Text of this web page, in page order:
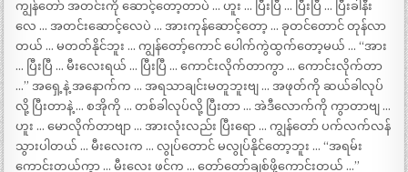
ကျွန်တော် အတင်းကို ဆောင့်တော့တာပဲ … ဟူး … ပြီးပြီ … ပြီးပြီ … ပြီးခါနီး
လေ … အတင်းဆောင့်လေပဲ … အားကုန်ဆောင့်တော့ … ခုတင်တောင် တုန်လာ
တယ် … မတတ်နိုင်ဘူး … ကျွန်တော့်ကောင် ပေါက်ကွဲထွက်တော့မယ် … “အား
… ပြီးပြီ … မီးလေးရယ် … ပြီးပြီ … ကောင်းလိုက်တာကွာ … ကောင်းလိုက်တာ
…” အရှေ့နဲ့ အနောက်က … အရသာချင်းမတူဘူးဗျ … အဖုတ်ကို ဆယ်ခါလုပ်
လို့ ပြီးတာနဲ့ … စအိုကို … တစ်ခါလုပ်လို့ ပြီးတာ … အဲဒီလောက်ကို ကွာတာဗျ …
ဟူး … မောလိုက်တာဗျာ … အားလုံးလည်း ပြီးရော … ကျွန်တော် ပက်လက်လန်
သွားပါတယ် … မီးလေးက … လွုပ်တောင် မလွုပ်နိုင်တော့ဘူး … “အရမ်း
ကောင်းတယ်ကွာ … မီးလေး ဖင်က … တော်တော်ချစ်ဖို့ကောင်းတယ် …”